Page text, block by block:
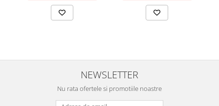
NEWSLETTER
Nu rata ofertele si promotiile noastre